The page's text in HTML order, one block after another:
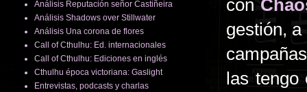
con
gestión,
las
Análisis Reputación señor Castiñeira
Análisis Shadows over Stillwater
Análisis Una corona de flores
Call of Cthulhu: Ed. internacionales
Call of Cthulhu: Ediciones en inglés
Cthulhu época victoriana: Gaslight
Entrevistas, podcasts y charlas